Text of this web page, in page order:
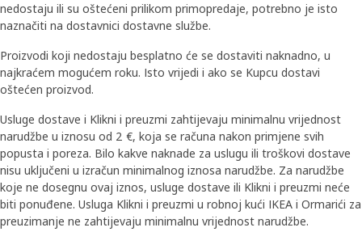
nedostaju ili su oštećeni prilikom primopredaje, potrebno je isto
naznačiti na dostavnici dostavne službe.
Proizvodi koji nedostaju besplatno će se dostaviti naknadno, u
najkraćem mogućem roku. Isto vrijedi i ako se Kupcu dostavi
oštećen proizvod.
Usluge dostave i Klikni i preuzmi zahtijevaju minimalnu vrijednost
narudžbe u iznosu od 2 €, koja se računa nakon primjene svih
popusta i poreza. Bilo kakve naknade za uslugu ili troškovi dostave
nisu uključeni u izračun minimalnog iznosa narudžbe. Za narudžbe
koje ne dosegnu ovaj iznos, usluge dostave ili Klikni i preuzmi neće
biti ponuđene. Usluga Klikni i preuzmi u robnoj kući IKEA i Ormarići za
preuzimanje ne zahtijevaju minimalnu vrijednost narudžbe.